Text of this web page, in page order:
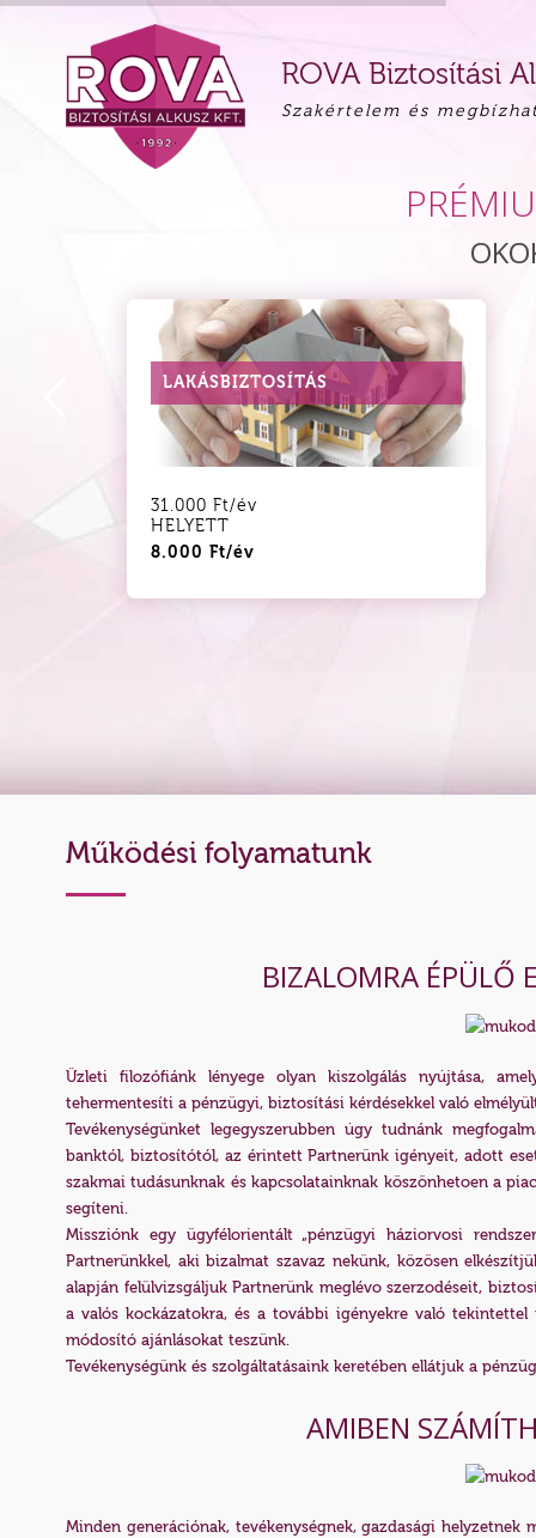
ROVA Biztosítási
Szakértelem és
LAKÁSBIZTOSÍTÁS
31.000 Ft/év
HELYETT
8.000 Ft/év
Működési folyamatunk
BIZALOMRA ÉPÜLŐ
Üzleti filozófiánk lényege olyan kiszolgálás nyújtása,
tehermentesíti a pénzügyi, biztosítási kérdésekkel való
Tevékenységünket legegyszerubben úgy tudnánk
banktól, biztosítótól, az érintett Partnerünk igényeit, adott
szakmai tudásunknak és kapcsolatainknak köszönhetoen a
segíteni.
Missziónk egy ügyfélorientált „pénzügyi háziorvosi
Partnerünkkel, aki bizalmat szavaz nekünk, közösen
alapján felülvizsgáljuk Partnerünk meglévo szerzodéseit,
a valós kockázatokra, és a további igényekre való
módosító ajánlásokat teszünk.
Tevékenységünk és szolgáltatásaink keretében ellátjuk a
AMIBEN
Minden generációnak, tevékenységnek, gazdasági helyzetnek